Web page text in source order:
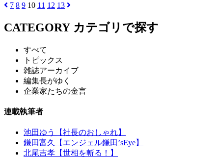
7 8 9 10 11 12 13
CATEGORY カテゴリで探す
すべて
トピックス
雑誌アーカイブ
編集長がゆく
企業家たちの金言
連載執筆者
池田ゆう【社長のおしゃれ】
鎌田富久【エンジェル鎌田’sEye】
北尾吉孝【世相を斬る！】